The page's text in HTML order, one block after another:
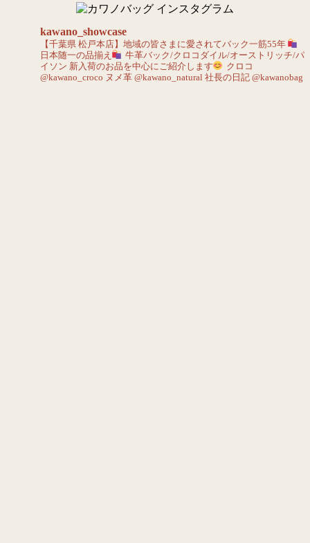
kawano_showcase
【千葉県 松戸本店】地域の皆さまに愛されてバック一筋55年
日本随一の品揃え
牛革バック/クロコダイル/オーストリッチ/パ
イソン 新入荷のお品を中心にご紹介します
クロコ
@kawano_croco ヌメ革 @kawano_natural 社長の日記 @kawanobag